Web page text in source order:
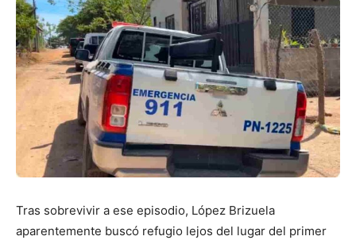
Tras sobrevivir a ese episodio, López Brizuela
aparentemente buscó refugio lejos del lugar del primer